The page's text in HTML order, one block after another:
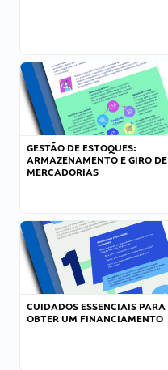
GESTÃO DE ESTOQUES:
ARMAZENAMENTO E GIRO DE
MERCADORIAS
CUIDADOS ESSENCIAIS PARA
OBTER UM FINANCIAMENTO